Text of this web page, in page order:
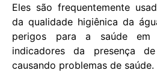
Eles são frequentemente
da qualidade higiênica da
perigos para a saúde
indicadores da presença
causando problemas de saúde.